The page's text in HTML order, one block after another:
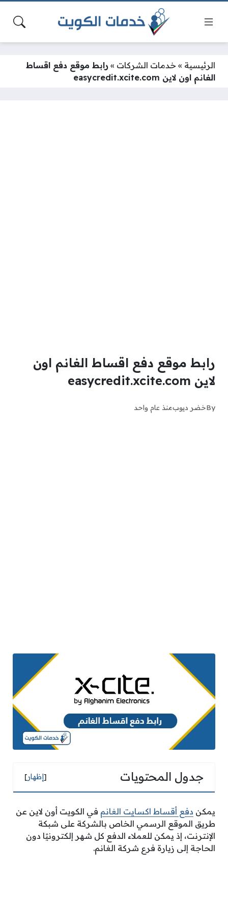
الرئيسية » خدمات الشركات » رابط موقع دفع اقساط
الغانم اون لاين easycredit.xcite.com
رابط موقع دفع اقساط الغانم اون
لاين easycredit.xcite.com
Byخضر ديوبمنذ عام واحد
جدول المحتويات [إظهار]
يمكن دفع أقساط اكسايت الغانم في الكويت أون لاين عن
طريق الموقع الرسمي الخاص بالشركة على شبكة
الإنترنت، إذ يمكن للعملاء الدفع كل شهر إلكترونيًا دون
الحاجة إلى زيارة فرع شركة الغانم.